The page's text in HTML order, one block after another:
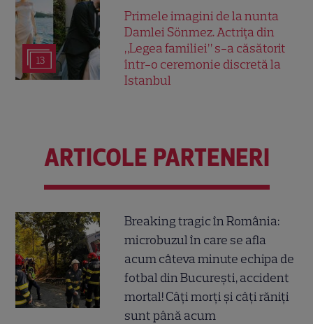
13
Primele imagini de la nunta
Damlei Sönmez. Actrița din
„Legea familiei” s-a căsătorit
într-o ceremonie discretă la
Istanbul
ARTICOLE PARTENERI
Breaking tragic în România:
microbuzul în care se afla
acum câteva minute echipa de
fotbal din București, accident
mortal! Câți morți și câți răniți
sunt până acum